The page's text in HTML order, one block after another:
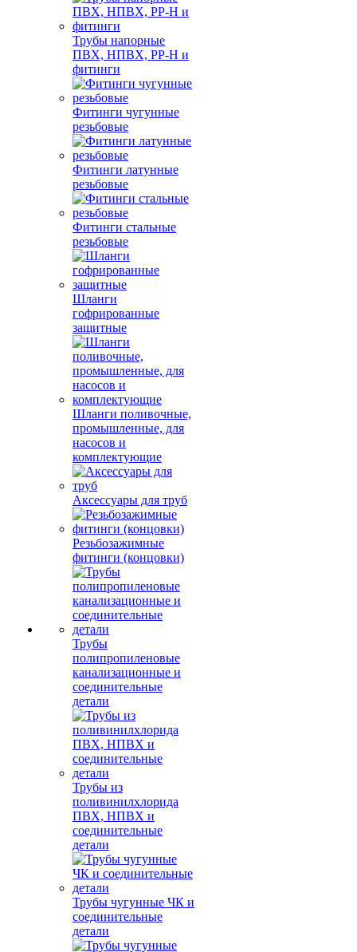
Трубы напорные
ПВХ, НПВХ, PP-H и
фитинги
Фитинги чугунные
резьбовые
Фитинги латунные
резьбовые
Фитинги стальные
резьбовые
Шланги
гофрированные
защитные
Шланги поливочные,
промышленные, для
насосов и
комплектующие
Аксессуары для труб
Резьбозажимные
фитинги (концовки)
Трубы
полипропиленовые
канализационные и
соединительные
детали
Трубы из
поливинилхлорида
ПВХ, НПВХ и
соединительные
детали
Трубы чугунные ЧК и
соединительные
детали